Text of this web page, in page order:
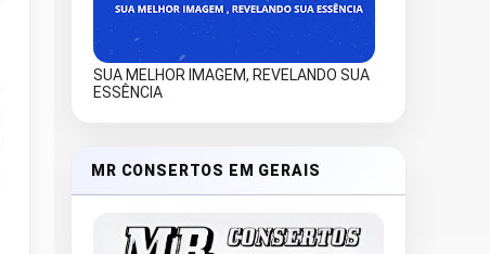
SUA MELHOR IMAGEM, REVELANDO SUA
ESSÊNCIA
MR CONSERTOS EM GERAIS